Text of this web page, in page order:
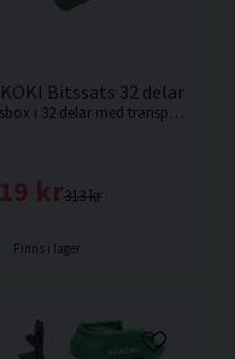
Bitssats 32 delar
Bitsbox i 32 delar med transparent lock.
313 kr
kr
Finns i lager